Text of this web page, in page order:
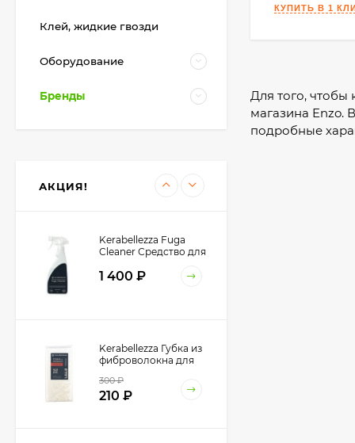
Для того, чтобы
магазина Enzo.
подробные
Клей, жидкие гвозди
Оборудование
Бренды
АКЦИЯ!
Kerakoll Fuga-Soap
Eco Моющее
3 400
KeraBellezza Extra
Kerabellezza Fuga
Cleaner Средство для
эпоксидных остатков,
1 400
Kerabellezza Губка из
фиброволокна для
затирки
300
210